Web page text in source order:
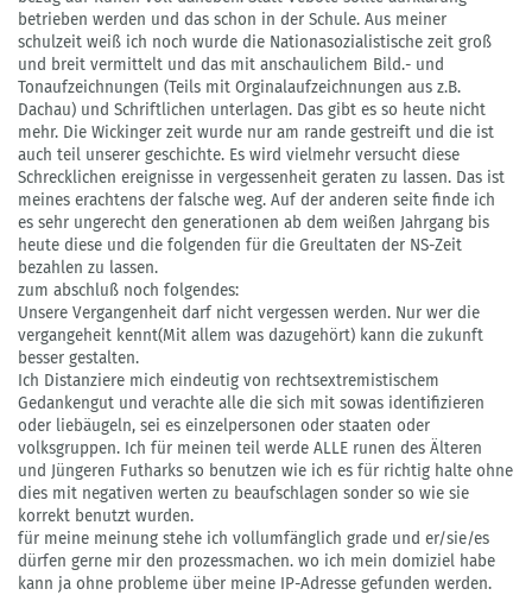
betrieben werden und das schon in der Schule. Aus meiner
schulzeit weiß ich noch wurde die Nationasozialistische zeit groß
und breit vermittelt und das mit anschaulichem Bild.- und
Tonaufzeichnungen (Teils mit Orginalaufzeichnungen aus z.B.
Dachau) und Schriftlichen unterlagen. Das gibt es so heute nicht
mehr. Die Wickinger zeit wurde nur am rande gestreift und die ist
auch teil unserer geschichte. Es wird vielmehr versucht diese
Schrecklichen ereignisse in vergessenheit geraten zu lassen. Das ist
meines erachtens der falsche weg. Auf der anderen seite finde ich
es sehr ungerecht den generationen ab dem weißen Jahrgang bis
heute diese und die folgenden für die Greultaten der NS-Zeit
bezahlen zu lassen.
zum abschluß noch folgendes:
Unsere Vergangenheit darf nicht vergessen werden. Nur wer die
vergangeheit kennt(Mit allem was dazugehört) kann die zukunft
besser gestalten.
Ich Distanziere mich eindeutig von rechtsextremistischem
Gedankengut und verachte alle die sich mit sowas identifizieren
oder liebäugeln, sei es einzelpersonen oder staaten oder
volksgruppen. Ich für meinen teil werde ALLE runen des Älteren
und Jüngeren Futharks so benutzen wie ich es für richtig halte ohne
dies mit negativen werten zu beaufschlagen sonder so wie sie
korrekt benutzt wurden.
für meine meinung stehe ich vollumfänglich grade und er/sie/es
dürfen gerne mir den prozessmachen. wo ich mein domiziel habe
kann ja ohne probleme über meine IP-Adresse gefunden werden.